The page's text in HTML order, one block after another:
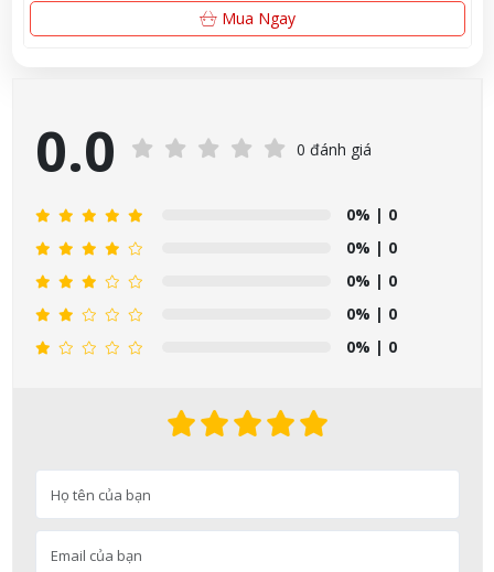
Mua Ngay
0.0 0 đánh giá
0% | 0
0% | 0
0% | 0
0% | 0
0% | 0
06/08/2026
06/08/2026
Nhật Bản lọ 5ml cho trẻ Sơ Sinh
06/08/2026
Nguyễn Văn Cảnh đã mua sản phẩm Sữa Meiji số 0 Hohoemi
06/08/2026
Nguyễn Anh Khương đã mua sản phẩm Viên uống tiền đình bổ
06/08/2026
Võ Huỳnh Lanh đã mua sản phẩm Viên uống tiền đình bổ não
Noguchi Ekisu 200 Viên